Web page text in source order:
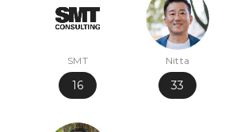
SMT
16
Nitta
33